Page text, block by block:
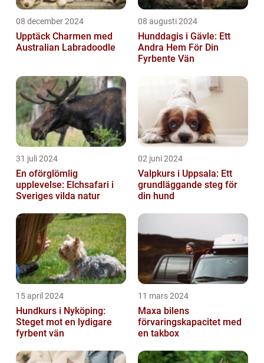
08 december 2024
Upptäck Charmen med
Australian Labradoodle
08 augusti 2024
Hunddagis i Gävle: Ett
Andra Hem För Din
Fyrbente Vän
31 juli 2024
En oförglömlig
upplevelse: Elchsafari i
Sveriges vilda natur
02 juni 2024
Valpkurs i Uppsala: Ett
grundläggande steg för
din hund
15 april 2024
Hundkurs i Nyköping:
Steget mot en lydigare
fyrbent vän
11 mars 2024
Maxa bilens
förvaringskapacitet med
en takbox